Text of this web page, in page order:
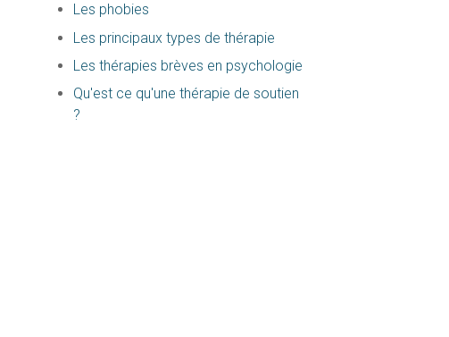
Les phobies
Les principaux types de thérapie
Les thérapies brèves en psychologie
Qu'est ce qu'une thérapie de soutien
?